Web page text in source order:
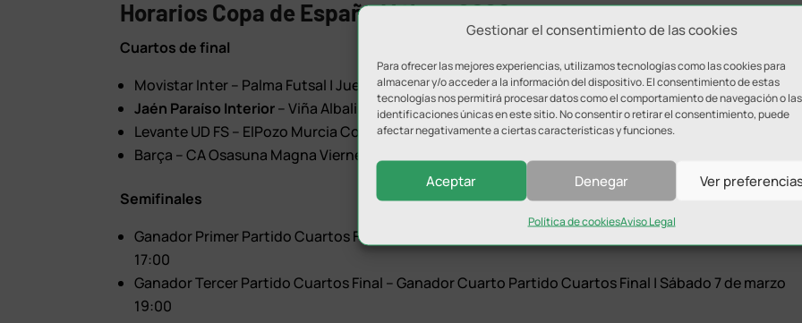
Gestionar el consentimiento de las cookies
Para ofrecer las mejores experiencias, utilizamos tecnologías como las cookies para
almacenar y/o acceder a la información del dispositivo. El consentimiento de estas
tecnologías nos permitirá procesar datos como el comportamiento de navegación o las
identificaciones únicas en este sitio. No consentir o retirar el consentimiento, puede
afectar negativamente a ciertas características y funciones.
Aceptar Denegar Ver
Política de cookiesAviso Legal
Horarios Copa de España Málaga 2020
Cuartos de final
Movistar Inter – Palma Futsal | Jueves 5 de marzo 17:00
Jaén Paraíso Interior– Viña Albali Valdepeñas | Jueves 5 de marzo 19:00
Levante UD FS – ElPozo Murcia Costa Cálida Viernes 6 de marzo 17:00
Barça – CA Osasuna Magna Viernes 6 de Marzo 19:00
Semifinales
Ganador Primer Partido Cuartos Final – Ganador Segundo Partido Cuartos Final | Sábado 7 de marzo
17:00
Ganador Tercer Partido Cuartos Final – Ganador Cuarto Partido Cuartos Final | Sábado 7 de marzo
19:00